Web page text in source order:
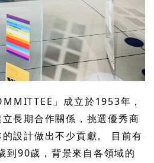
」成立於1953年，
長期合作關係，挑選優秀商
設計做出不少貢獻。 目前有
到90歲，背景來自各領域的